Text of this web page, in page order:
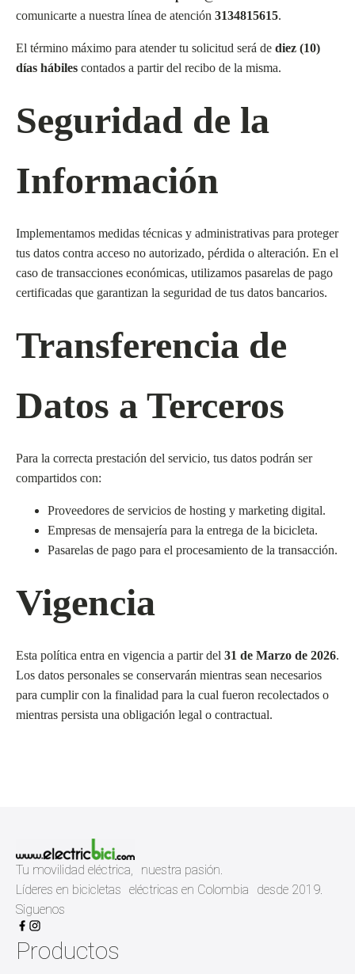
comunicarte a nuestra línea de atención 3134815615.
El término máximo para atender tu solicitud será de diez (10)
días hábiles contados a partir del recibo de la misma.
Seguridad de la
Información
Implementamos medidas técnicas y administrativas para proteger
tus datos contra acceso no autorizado, pérdida o alteración. En el
caso de transacciones económicas, utilizamos pasarelas de pago
certificadas que garantizan la seguridad de tus datos bancarios.
Transferencia de
Datos a Terceros
Para la correcta prestación del servicio, tus datos podrán ser
compartidos con:
Proveedores de servicios de hosting y marketing digital.
Empresas de mensajería para la entrega de la bicicleta.
Pasarelas de pago para el procesamiento de la transacción.
Vigencia
Esta política entra en vigencia a partir del 31 de Marzo de 2026.
Los datos personales se conservarán mientras sean necesarios
para cumplir con la finalidad para la cual fueron recolectados o
mientras persista una obligación legal o contractual.
Tu movilidad eléctrica, nuestra pasión.
Líderes en bicicletas eléctricas en Colombia desde 2019.
Siguenos
Productos